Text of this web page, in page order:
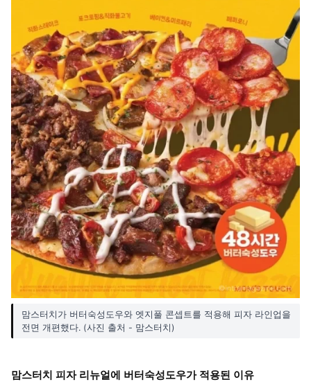
맘스터치가 버터숙성도우와 엣지풀 콘셉트를 적용해 피자 라인업을
전면 개편했다. (사진 출처 - 맘스터치)
맘스터치 피자 리뉴얼에 버터숙성도우가 적용된 이유